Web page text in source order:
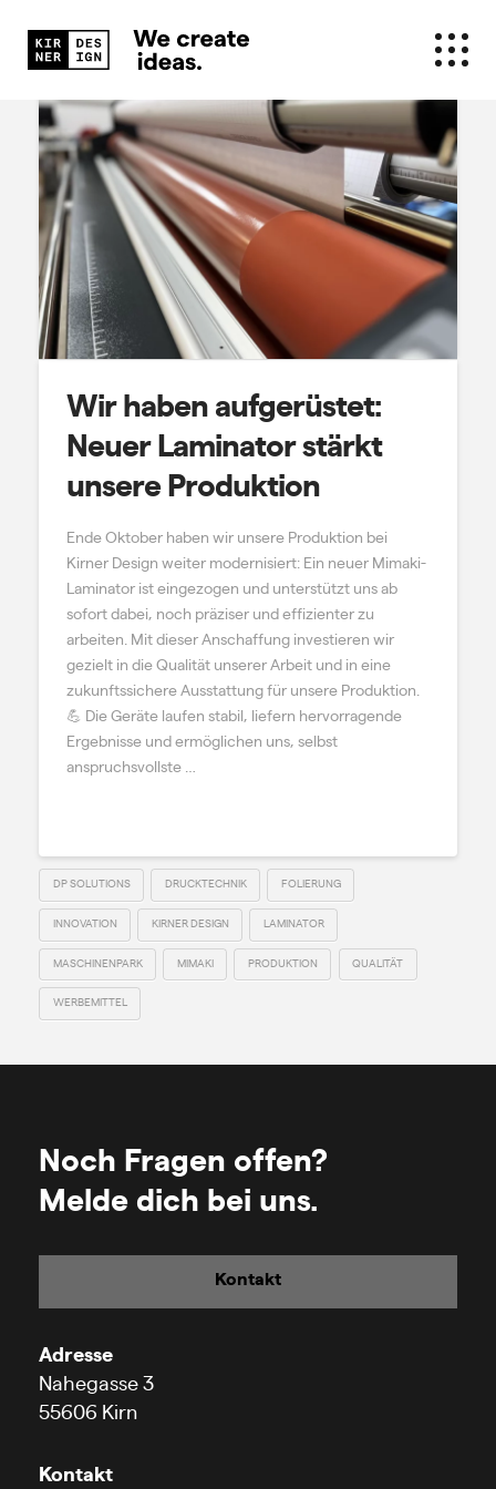
Wir haben aufgerüstet:
Neuer Laminator stärkt
unsere Produktion
Ende Oktober haben wir unsere Produktion bei
Kirner Design weiter modernisiert: Ein neuer Mimaki-
Laminator ist eingezogen und unterstützt uns ab
sofort dabei, noch präziser und effizienter zu
arbeiten. Mit dieser Anschaffung investieren wir
gezielt in die Qualität unserer Arbeit und in eine
zukunftssichere Ausstattung für unsere Produktion.
💪 Die Geräte laufen stabil, liefern hervorragende
Ergebnisse und ermöglichen uns, selbst
anspruchsvollste …
DP SOLUTIONS DRUCKTECHNIK FOLIERUNG
INNOVATION KIRNER DESIGN LAMINATOR
MASCHINENPARK MIMAKI PRODUKTION QUALITÄT
WERBEMITTEL
Noch Fragen offen?
Melde dich bei uns.
Kontakt
Adresse
Nahegasse 3
55606 Kirn
Kontakt